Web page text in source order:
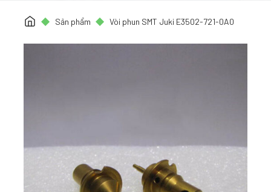
Sản phẩm Vòi phun SMT Juki E3502-721-0A0